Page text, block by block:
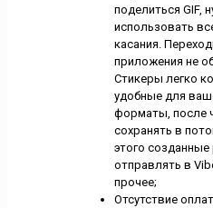
поделиться GIF,
использовать
касания.
приложения не
Стикеры легко
удобные для
форматы, после
сохранять в
этого
отправлять в
прочее;
Отсутствие